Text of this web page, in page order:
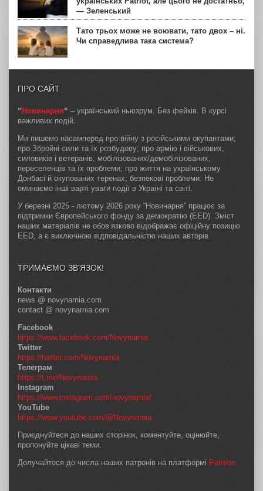
— Зеленський
Тато трьох може не воювати, тато двох – ні.
Чи справедлива така система?
ПРО САЙТ
“ Новинарня“ – український ньюзрум. Без фейків. В курсі
важливих подій.
Ми пишемо насамперед про війну з російськими окупантами;
про Збройні сили та їх розбудову; про армію і військових,
силовиків і ветеранів, мобілізованих/демобілізованих,
переселенців та їх проблеми; про життя на українському
Донбасі й окупованих теренах; безпекові проблеми. Не
оминаємо інші варті уваги події в Україні та світі.
У березні 2025 - лютому 2026 року “Новинарня” працює за
підтримки Європейського фонду за демократію (EED). Зміст
наших матеріалів не обов’язково відображає офіційну позицію
EED, а є виключною відповідальністю наших авторів.
ТРИМАЄМО ЗВ’ЯЗОК!
Контакти
news @ novynarnia.com
contact @ novynarnia.com
Facebook
https://www.facebook.com/Novynarnia
Twitter
https://twitter.com/Novynarnia
Телеграм
https://t.me/Novynarnia
Instagram
https://www.instagram.com/novynarnia/
YouTube
https://www.youtube.com/@Novynarnia
Приєднуйтеся до наших сторінок, коментуйте, оцінюйте,
пропонуйте цікаві теми.
Долучайтеся до числа наших патронів на платформі Patreon